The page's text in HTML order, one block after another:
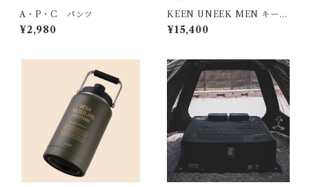
A・P・C パンツ
¥2,980
KEEN UNEEK MEN キーン
ユニーク メンズ
¥15,400